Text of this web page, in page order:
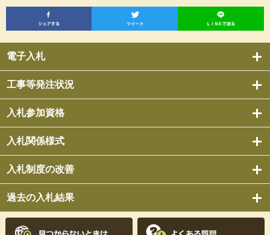
電子入札
工事等発注状況
入札参加資格
入札関係様式
入札制度の改善
過去の入札結果